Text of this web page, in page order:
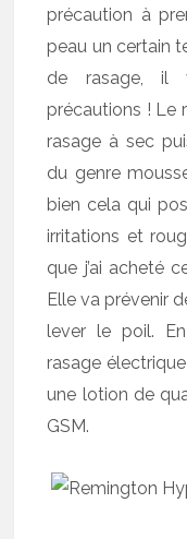
précaution à
peau un certain
de rasage, il
précautions ! Le
rasage à sec
du genre
bien cela qui
irritations et
que j’ai acheté
Elle va prévenir
lever le poil.
rasage
une lotion de
GSM.